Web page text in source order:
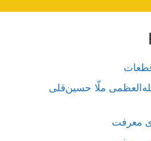
ملّا حسین‌قلی
معرفت